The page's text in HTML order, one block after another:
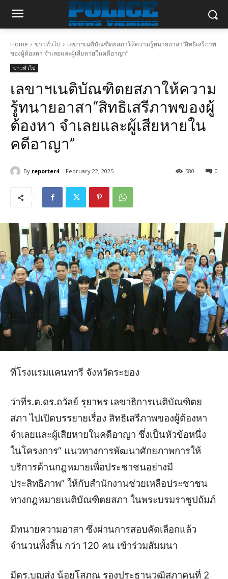
Home ข่าวทั่วไป
เลขาฯเนติบัณฑิตยสภาให้ความรู้ทนายอาสา“สิทธิเสรีภาพ
ของผู้ต้องหา จำเลยและผู้เสียหายในคดีอาญา”
ข่าวทั่วไป
เลขาฯเนติบัณฑิตยสภาให้ความ
รู้ทนายอาสา“สิทธิเสรีภาพของผู้
ต้องหา จำเลยและผู้เสียหายใน
คดีอาญา”
By reporter4 February 22, 2025 0
580
ที่โรงแรมแคนทารี จังหวัดระยอง
ว่าที่ร.ต.ดร.ถวัลย์ รุยาพร เลขาธิการเนติบัณฑิตย
สภา ไปเปิดบรรยายเรื่อง สิทธิเสรีภาพของผู้ต้องหา
จำเลยและผู้เสียหายในคดีอาญา ซึ่งเป็นหัวข้อหนึ่ง
ในโครงการ” แนวทางการพัฒนาศักยภาพการให้
บริการด้านกฎหมายเพื่อประชาชนอย่างมี
ประสิทธิภาพ” ให้กับสำนักงานช่วยเหลือประชาชน
ทางกฎหมายเนติบัณฑิตยสภา ในพระบรมราชูปถัมภ์
มีทนายความอาสา ซึ่งผ่านการสอบคัดเลือกแล้ว
จำนวนทั้งสิ้น กว่า 120 คน เข้าร่วมสัมมนา
มีดร.บุญส่ง น้อยโสภณ รองประธานวุฒิสภาคนที่ 2